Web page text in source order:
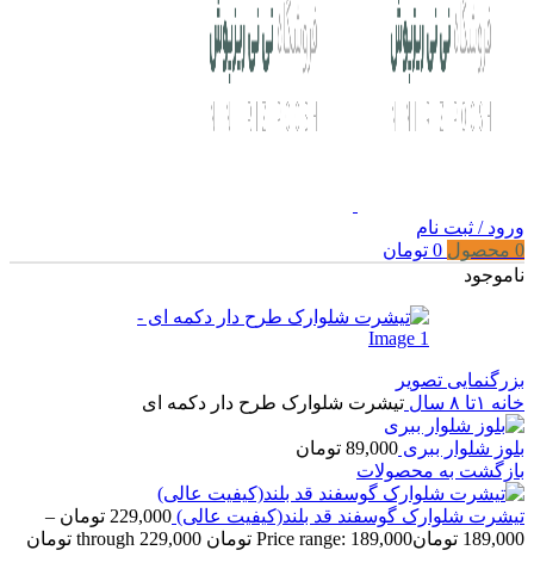
ورود / ثبت نام
0 محصول 0 تومان
ناموجود
بزرگنمایی تصویر
خانه ۱تا ۸ سال تیشرت شلوارک طرح دار دکمه ای
بلوز شلوار ببری 89,000 تومان
بازگشت به محصولات
تیشرت شلوارک گوسفند قد بلند(کیفیت عالی) 229,000 تومان –
189,000 تومانPrice range: 189,000 تومان through 229,000 تومان